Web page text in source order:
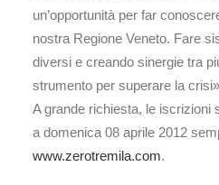
un’opportunità per far
nostra Regione Veneto. Fare
diversi e creando sinergie tra
strumento per superare la
A grande richiesta, le iscrizioni
a domenica 08 aprile 2012
www.zerotremila.com.